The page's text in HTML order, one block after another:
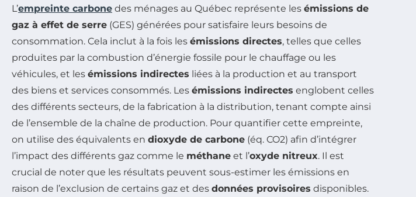
L’empreinte carbone des ménages au Québec représente les émissions de
gaz à effet de serre (GES) générées pour satisfaire leurs besoins de
consommation. Cela inclut à la fois les émissions directes, telles que celles
produites par la combustion d’énergie fossile pour le chauffage ou les
véhicules, et les émissions indirectes liées à la production et au transport
des biens et services consommés. Les émissions indirectes englobent celles
des différents secteurs, de la fabrication à la distribution, tenant compte ainsi
de l’ensemble de la chaîne de production. Pour quantifier cette empreinte,
on utilise des équivalents en dioxyde de carbone (éq. CO2) afin d’intégrer
l’impact des différents gaz comme le méthane et l’oxyde nitreux. Il est
crucial de noter que les résultats peuvent sous-estimer les émissions en
raison de l’exclusion de certains gaz et des données provisoires disponibles.